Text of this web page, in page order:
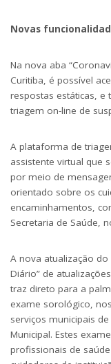
Novas
Na nova aba
Curitiba, é possível
respostas estáticas,
triagem on-line de
A plataforma de
assistente virtual que
por meio de
orientado sobre os
encaminhamentos,
Secretaria de Saúde,
A nova atualização
Diário” de
traz direto para a
exame sorológico,
serviços municipais
Municipal. Estes
profissionais de